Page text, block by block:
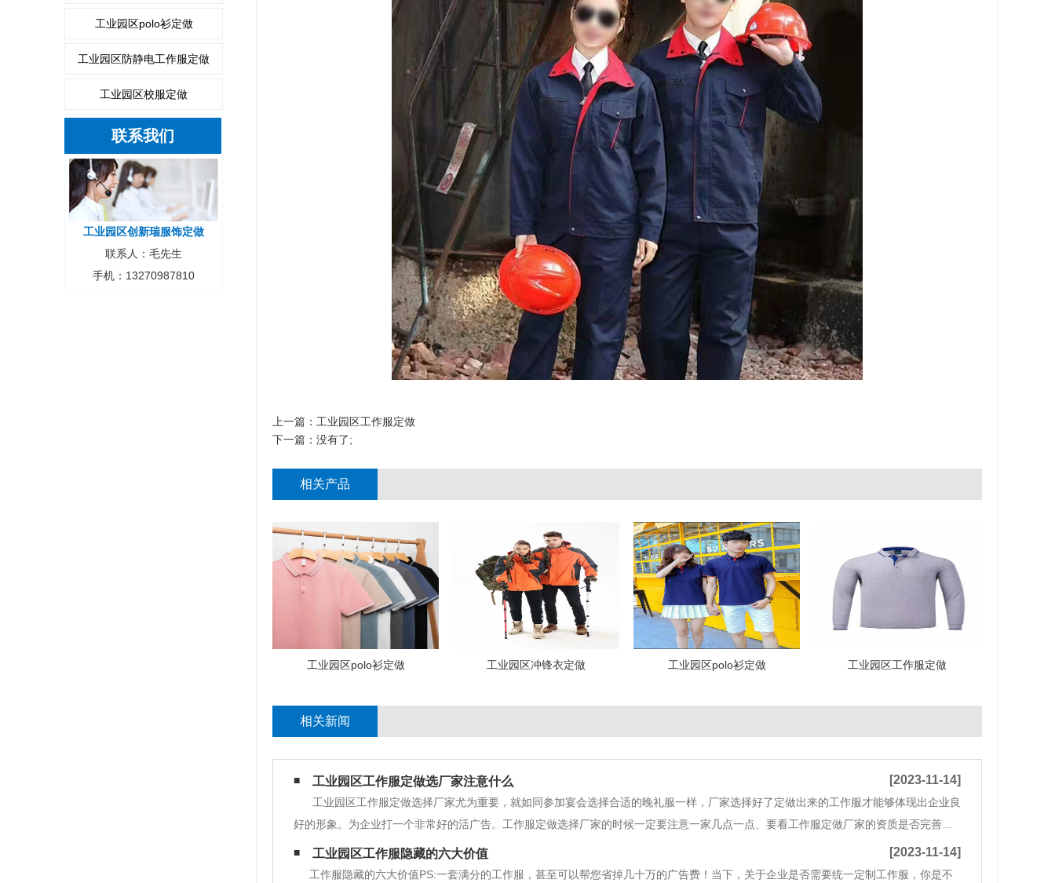
工业园区polo衫定做
工业园区防静电工作服定做
工业园区校服定做
联系我们
工业园区创新瑞服饰定做
联系人：毛先生
手机：13270987810
上一篇： 工业园区工作服定做
下一篇：没有了;
相关产品
工业园区polo衫定做 工业园区冲锋衣定做 工业园区polo衫定做 工业园区工作服定做
相关新闻
工业园区工作服定做选厂家注意什么 [2023-11-14]
工业园区工作服定做选择厂家尤为重要，就如同参加宴会选择合适的晚礼服一样，厂家选择好了定做出来的工作服才能够体现出企业良
好的形象。为企业打一个非常好的活广告。工作服定做选择厂家的时候一定要注意一家几点一点、要看工作服定做厂家的资质是否完善，
查看营业执照，是否合法有无偷税漏税等等。如果有问题可以即使终止合作。二点、要看工作服定做厂家的流水线生产规模怎么样，能否
大批量生产。这样才能以较快的速度完
工业园区工作服隐藏的六大价值 [2023-11-14]
工作服隐藏的六大价值PS:一套满分的工作服，甚至可以帮您省掉几十万的广告费！当下，关于企业是否需要统一定制工作服，你是不